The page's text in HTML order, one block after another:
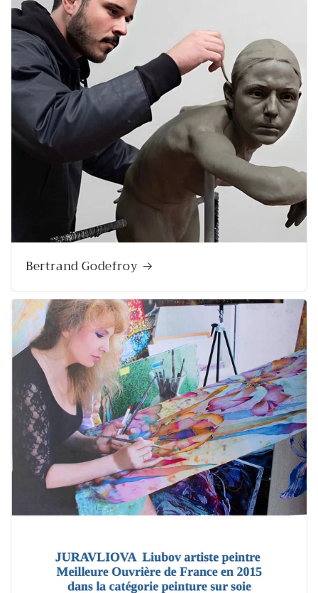
Bertrand Godefroy